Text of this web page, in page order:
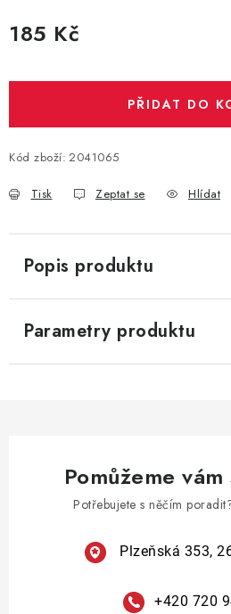
VYSTŘELOVACÍ KONFETY
ORGANZY, STOLOVÉ ŠERPY
185 Kč
PŘIDAT DO
Kód zboží: 2041065
Tisk Zeptat se Hlídat
Popis produktu
Parametry produktu
Pomůžeme
Potřebujete s něčím
Plzeňská 353,
+420 720